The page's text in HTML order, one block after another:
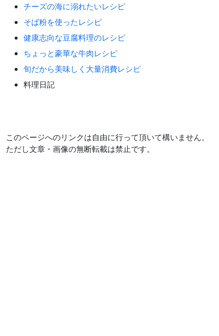
チーズの海に溺れたいレシピ
そば粉を使ったレシピ
健康志向な豆腐料理のレシピ
ちょっと豪華な牛肉レシピ
旬だから美味しく大量消費レシピ
料理日記
このページへのリンクは自由に行って頂いて構いません。
ただし文章・画像の無断転載は禁止です。